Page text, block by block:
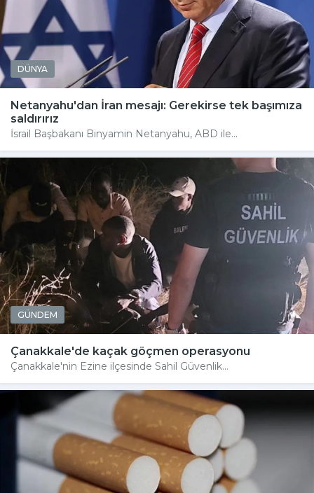
DÜNYA
Netanyahu'dan İran mesajı: Gerekirse tek başımıza
saldırırız
İsrail Başbakanı Binyamin Netanyahu, ABD ile...
GÜNDEM
Çanakkale'de kaçak göçmen operasyonu
Çanakkale'nin Ezine ilçesinde Sahil Güvenlik...